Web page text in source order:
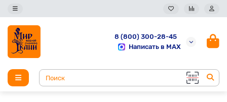
8 (800) 300-28-45
Написать в MAX